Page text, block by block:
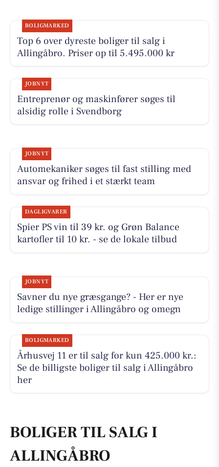
BOLIGMARKED
Top 6 over dyreste boliger til salg i
Allingåbro. Priser op til 5.495.000 kr
JOBNYT
Entreprenør og maskinfører søges til
alsidig rolle i Svendborg
JOBNYT
Automekaniker søges til fast stilling med
ansvar og frihed i et stærkt team
DAGLIGVARER
Spier PS vin til 39 kr. og Grøn Balance
kartofler til 10 kr. - se de lokale tilbud
JOBNYT
Savner du nye græsgange? - Her er nye
ledige stillinger i Allingåbro og omegn
BOLIGMARKED
Århusvej 11 er til salg for kun 425.000 kr.:
Se de billigste boliger til salg i Allingåbro
her
BOLIGER TIL SALG I
ALLINGÅBRO